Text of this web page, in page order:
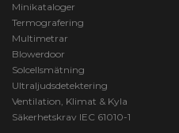
Minikataloger
Termografering
Multimetrar
Blowerdoor
Solcellsmätning
Ultraljudsdetektering
Ventilation, Klimat & Kyla
Säkerhetskrav IEC 61010-1